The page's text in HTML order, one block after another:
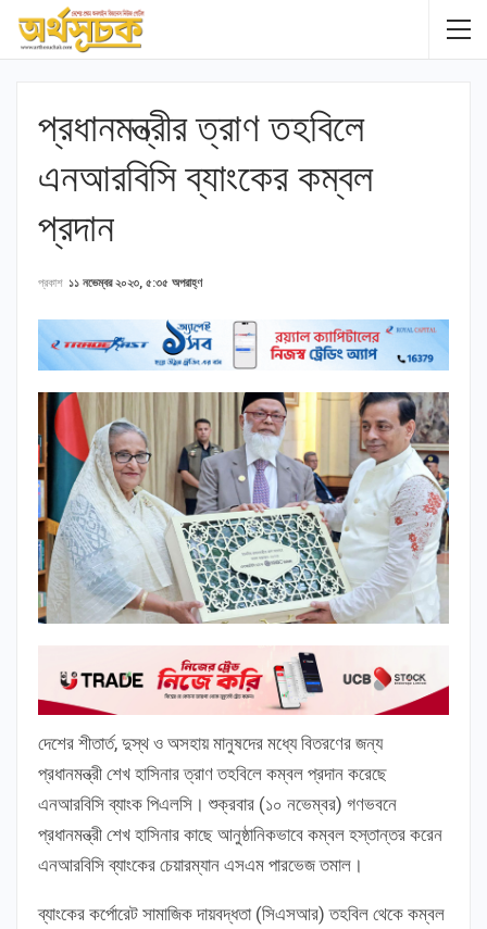
প্রধানমন্ত্রীর ত্রাণ তহবিলে
এনআরবিসি ব্যাংকের কম্বল
প্রদান
প্রকাশ ১১ নভেম্বর ২০২৩, ৫:৩৫ অপরাহ্ণ
দেশের শীতার্ত, দুস্থ ও অসহায় মানুষদের মধ্যে বিতরণের জন্য
প্রধানমন্ত্রী শেখ হাসিনার ত্রাণ তহবিলে কম্বল প্রদান করেছে
এনআরবিসি ব্যাংক পিএলসি। শুক্রবার (১০ নভেম্বর) গণভবনে
প্রধানমন্ত্রী শেখ হাসিনার কাছে আনুষ্ঠানিকভাবে কম্বল হস্তান্তর করেন
এনআরবিসি ব্যাংকের চেয়ারম্যান এসএম পারভেজ তমাল।
ব্যাংকের কর্পোরেট সামাজিক দায়বদ্ধতা (সিএসআর) তহবিল থেকে কম্বল